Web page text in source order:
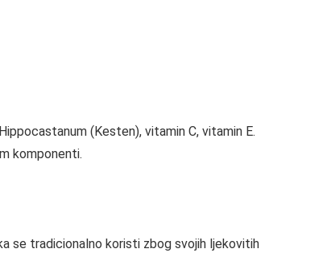
(Kesten), vitamin C, vitamin E.
komponenti.
se tradicionalno koristi zbog svojih ljekovitih